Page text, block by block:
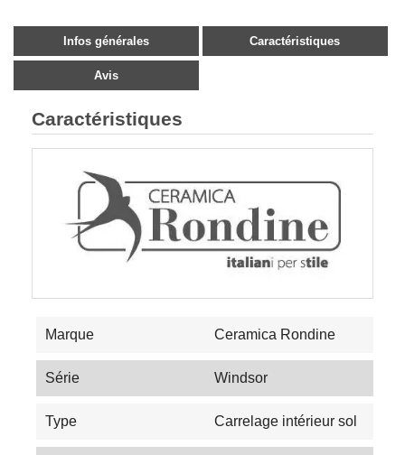
Infos générales Caractéristiques
Avis
Caractéristiques
Marque Ceramica Rondine
Série Windsor
Type Carrelage intérieur sol